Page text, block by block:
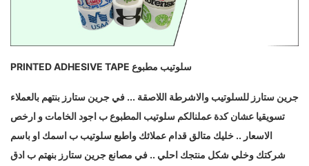
سلوتيب مطبوع PRINTED ADHESIVE TAPE
جرين ستارز للسلوتيب والاشرطة اللاصقة ... في جرين ستارز بنتهم بالعملاء
تسويقيا عشان كدة عملنالكم سلوتيب المطبوع ب اجود الخامات و ارخص
الاسعار .. خليك متالق قدام عملائك واطبع سلوتيب ب اسمك او باسم
شركتك وخلي شكل منتجك احلي .. في مصانع جرين ستارز بنهتم ب ادق